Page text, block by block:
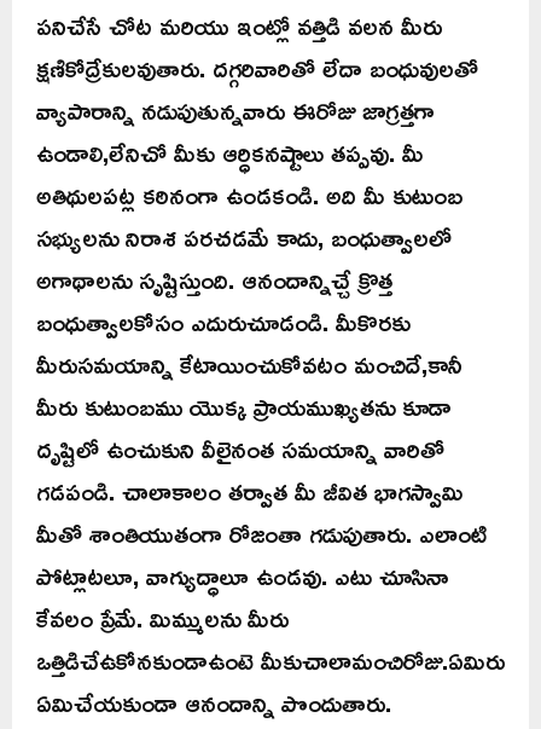
పనిచేసే చోట మరియు ఇంట్లో వత్తిడి వలన మీరు
క్షణికోద్రేకులవుతారు. దగ్గరివారితో లేదా బంధువులతో
వ్యాపారాన్ని నడుపుతున్నవారు ఈరోజు జాగ్రత్తగా
ఉండాలి,లేనిచో మీకు ఆర్ధికనష్టాలు తప్పవు. మీ
అతిథులపట్ల కఠినంగా ఉండకండి. అది మీ కుటుంబ
సభ్యులను నిరాశ పరచడమే కాదు, బంధుత్వాలలో
అగాథాలను సృష్టిస్తుంది. ఆనందాన్నిచ్చే క్రొత్త
బంధుత్వాలకోసం ఎదురుచూడండి. మీకొరకు
మీరుసమయాన్ని కేటాయించుకోవటం మంచిదే,కానీ
మీరు కుటుంబము యొక్క ప్రాయముఖ్యతను కూడా
దృష్టిలో ఉంచుకుని వీలైనంత సమయాన్ని వారితో
గడపండి. చాలాకాలం తర్వాత మీ జీవిత భాగస్వామి
మీతో శాంతియుతంగా రోజంతా గడుపుతారు. ఎలాంటి
పోట్లాటలూ, వాగ్యుద్ధాలూ ఉండవు. ఎటు చూసినా
కేవలం ప్రేమే. మిమ్ములను మీరు
ఒత్తిడిచేఉకోనకుండాఉంటె మీకుచాలామంచిరోజు.ఏమిరు
ఏమిచేయకుండా ఆనందాన్ని పొందుతారు.